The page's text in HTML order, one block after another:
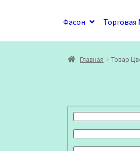
Фасон Торговая
Главная Товар